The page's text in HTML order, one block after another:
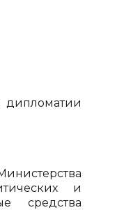
дипломатии
и
средства